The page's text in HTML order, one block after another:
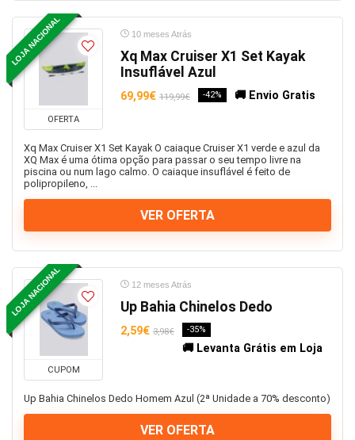
LOJA NACIONAL
OFERTA
10 meses Atrás
Xq Max Cruiser X1 Set Kayak
Insuflável Azul
69,99€ 119,99€ -42% 🚚 Envio Gratis
Xq Max Cruiser X1 Set Kayak O caiaque Cruiser X1 verde e azul da
XQ Max é uma ótima opção para passar o seu tempo livre na
piscina ou num lago calmo. O caiaque insuflável é feito de
polipropileno, ...
VER OFERTA
LOJA NACIONAL
CUPOM
12 meses Atrás
Up Bahia Chinelos Dedo
2,59€ 3,98€ -35%
🚚 Levanta Grátis em Loja
Up Bahia Chinelos Dedo Homem Azul (2ª Unidade a 70% desconto)
VER OFERTA